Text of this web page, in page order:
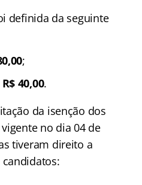
definida da seguinte
;
R$ 40,00.
da isenção dos
no dia 04 de
tiveram direito a